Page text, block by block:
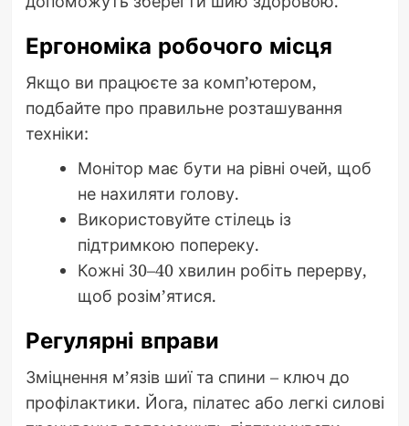
Ергономіка робочого місця
Якщо ви працюєте за комп’ютером,
подбайте про правильне розташування
техніки:
Монітор має бути на рівні очей, щоб
не нахиляти голову.
Використовуйте стілець із
підтримкою попереку.
Кожні 30–40 хвилин робіть перерву,
щоб розім’ятися.
Регулярні вправи
Зміцнення м’язів шиї та спини – ключ до
профілактики. Йога, пілатес або легкі силові